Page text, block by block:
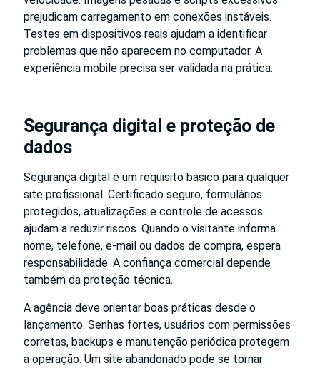
prejudicam carregamento em conexões instáveis.
Testes em dispositivos reais ajudam a identificar
problemas que não aparecem no computador. A
experiência mobile precisa ser validada na prática.
Segurança digital e proteção de
dados
Segurança digital é um requisito básico para qualquer
site profissional. Certificado seguro, formulários
protegidos, atualizações e controle de acessos
ajudam a reduzir riscos. Quando o visitante informa
nome, telefone, e-mail ou dados de compra, espera
responsabilidade. A confiança comercial depende
também da proteção técnica.
A agência deve orientar boas práticas desde o
lançamento. Senhas fortes, usuários com permissões
corretas, backups e manutenção periódica protegem
a operação. Um site abandonado pode se tornar